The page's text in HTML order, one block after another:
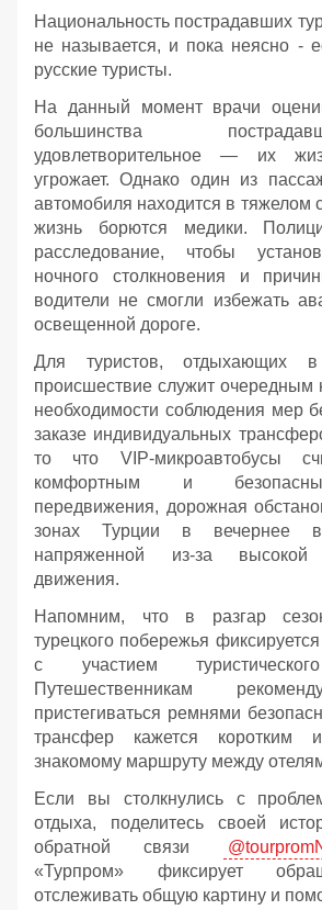
Национальность пострадавших
не называется, и пока неясно -
русские туристы.
На данный момент врачи
большинства
удовлетворительное — их
угрожает. Однако один из
автомобиля находится в тяжелом
жизнь борются медики.
расследование, чтобы
ночного столкновения и
водители не смогли избежать
освещенной дороге.
Для туристов, отдыхающих
происшествие служит
необходимости соблюдения мер
заказе индивидуальных
то что VIP-микроавтобусы
комфортным и
передвижения, дорожная
зонах Турции в вечернее
напряженной из-за высокой
движения.
Напомним, что в разгар
турецкого побережья
с участием
Путешественникам
пристегиваться ремнями
трансфер кажется коротким
знакомому маршруту между
Если вы столкнулись с
отдыха, поделитесь своей
обратной связи
«Турпром» фиксирует
отслеживать общую картину и